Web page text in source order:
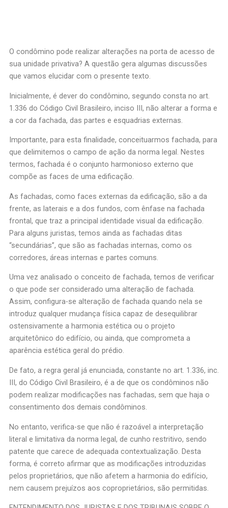
O condômino pode realizar alterações na porta de acesso de
sua unidade privativa? A questão gera algumas discussões
que vamos elucidar com o presente texto.
Inicialmente, é dever do condômino, segundo consta no art.
1.336 do Código Civil Brasileiro, inciso III, não alterar a forma e
a cor da fachada, das partes e esquadrias externas.
Importante, para esta finalidade, conceituarmos fachada, para
que delimitemos o campo de ação da norma legal. Nestes
termos, fachada é o conjunto harmonioso externo que
compõe as faces de uma edificação.
As fachadas, como faces externas da edificação, são a da
frente, as laterais e a dos fundos, com ênfase na fachada
frontal, que traz a principal identidade visual da edificação.
Para alguns juristas, temos ainda as fachadas ditas
“secundárias”, que são as fachadas internas, como os
corredores, áreas internas e partes comuns.
Uma vez analisado o conceito de fachada, temos de verificar
o que pode ser considerado uma alteração de fachada.
Assim, configura-se alteração de fachada quando nela se
introduz qualquer mudança física capaz de desequilibrar
ostensivamente a harmonia estética ou o projeto
arquitetônico do edifício, ou ainda, que comprometa a
aparência estética geral do prédio.
De fato, a regra geral já enunciada, constante no art. 1.336, inc.
III, do Código Civil Brasileiro, é a de que os condôminos não
podem realizar modificações nas fachadas, sem que haja o
consentimento dos demais condôminos.
No entanto, verifica-se que não é razoável a interpretação
literal e limitativa da norma legal, de cunho restritivo, sendo
patente que carece de adequada contextualização. Desta
forma, é correto afirmar que as modificações introduzidas
pelos proprietários, que não afetem a harmonia do edifício,
nem causem prejuízos aos coproprietários, são permitidas.